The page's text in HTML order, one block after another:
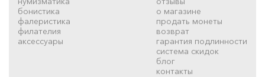
бонистика
фалеристика
филателия
аксессуары
о магазине
продать монеты
возврат
гарантия подлинности
система скидок
блог
контакты